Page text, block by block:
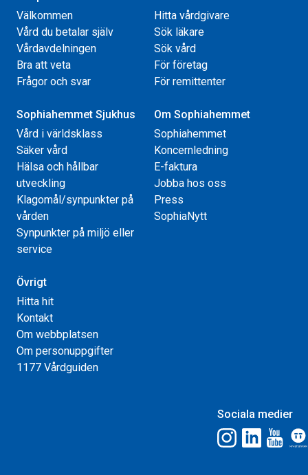
Välkommen
Vård du betalar själv
Vårdavdelningen
Bra att veta
Frågor och svar
Hitta vårdgivare
Sök läkare
Sök vård
För företag
För remittenter
Sophiahemmet Sjukhus
Vård i världsklass
Säker vård
Hälsa och hållbar
utveckling
Klagomål/synpunkter på
vården
Synpunkter på miljö eller
service
Om Sophiahemmet
Sophiahemmet
Koncernledning
E-faktura
Jobba hos oss
Press
SophiaNytt
Övrigt
Hitta hit
Kontakt
Om webbplatsen
Om personuppgifter
1177 Vårdguiden
Sociala medier